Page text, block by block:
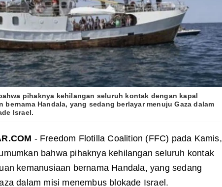
pihaknya kehilangan seluruh kontak dengan kapal
bernama Handala, yang sedang berlayar menuju Gaza dalam
Israel.
- Freedom Flotilla Coalition (FFC) pada Kamis,
bahwa pihaknya kehilangan seluruh kontak
kemanusiaan bernama Handala, yang sedang
dalam misi menembus blokade Israel.